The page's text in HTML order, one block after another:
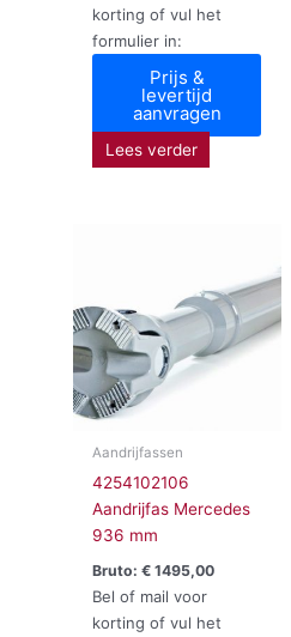
korting of vul het
formulier in:
Prijs &
levertijd
aanvragen
Lees verder
Aandrijfassen
4254102106
Aandrijfas Mercedes
936 mm
Bruto:€ 1495,00
Bel of mail voor
korting of vul het